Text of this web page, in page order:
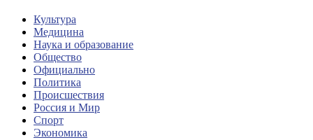
Культура
Медицина
Наука и образование
Общество
Официально
Политика
Происшествия
Россия и Мир
Спорт
Экономика